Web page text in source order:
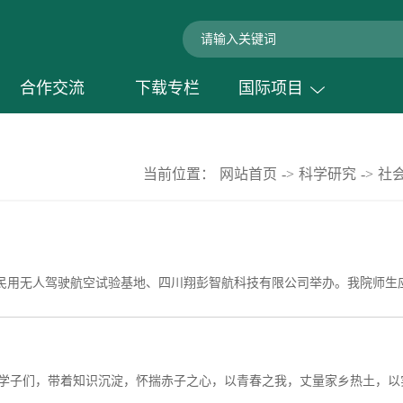
合作交流 下载专栏 国际项目
当前位置： 网站首页 -> 科学研究 -> 社